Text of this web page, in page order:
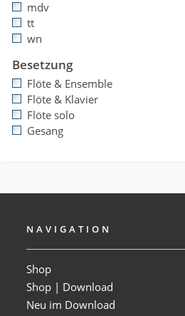
mdv
tt
wn
Besetzung
Flöte & Ensemble
Flöte & Klavier
Flöte solo
Gesang
NAVIGATION
Shop
Shop | Download
Neu im Download